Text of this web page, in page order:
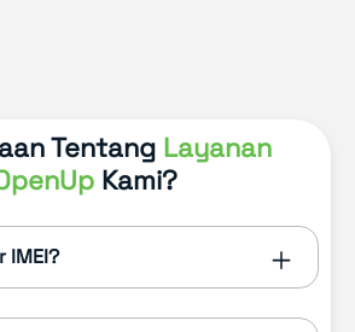
Tentang Layanan
Kami?
IMEI?